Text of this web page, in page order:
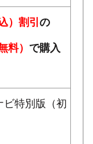
）割引の
） で購入
ビ特別版（初